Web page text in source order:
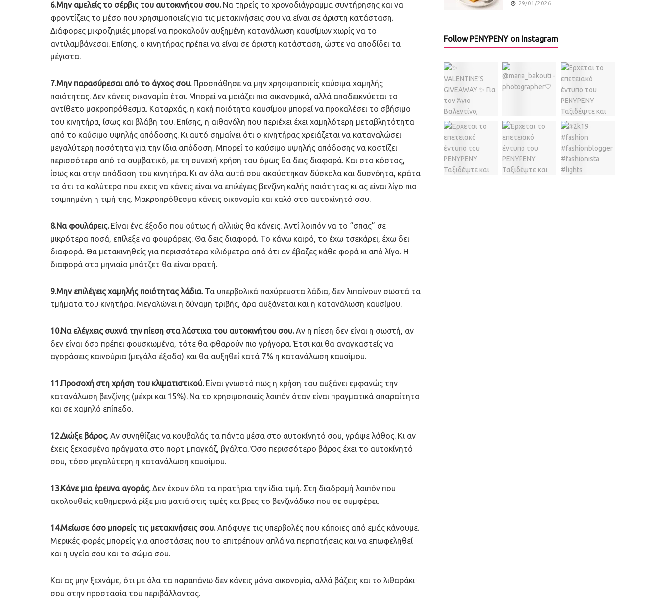
6.Μην αμελείς το σέρβις του αυτοκινήτου σου.Να τηρείς το χρονοδιάγραμμα συντήρησης και να
φροντίζεις το μέσο που χρησιμοποιείς για τις μετακινήσεις σου να είναι σε άριστη κατάσταση.
Διάφορες μικροζημιές μπορεί να προκαλούν αυξημένη κατανάλωση καυσίμων χωρίς να το
αντιλαμβάνεσαι. Επίσης, ο κινητήρας πρέπει να είναι σε άριστη κατάσταση, ώστε να αποδίδει τα
μέγιστα.
7.Μην παρασύρεσαι από το άγχος σου.Προσπάθησε να μην χρησιμοποιείς καύσιμα χαμηλής
ποιότητας. Δεν κάνεις οικονομία έτσι. Μπορεί να μοιάζει πιο οικονομικό, αλλά αποδεικνύεται το
αντίθετο μακροπρόθεσμα. Καταρχάς, η κακή ποιότητα καυσίμου μπορεί να προκαλέσει το σβήσιμο
του κινητήρα, ίσως και βλάβη του. Επίσης, η αιθανόλη που περιέχει έχει χαμηλότερη μεταβλητότητα
από το καύσιμο υψηλής απόδοσης. Κι αυτό σημαίνει ότι ο κινητήρας χρειάζεται να καταναλώσει
μεγαλύτερη ποσότητα για την ίδια απόδοση. Μπορεί το καύσιμο υψηλής απόδοσης να κοστίζει
περισσότερο από το συμβατικό, με τη συνεχή χρήση του όμως θα δεις διαφορά. Και στο κόστος,
ίσως και στην απόδοση του κινητήρα. Κι αν όλα αυτά σου ακούστηκαν δύσκολα και δυσνόητα, κράτα
το ότι το καλύτερο που έχεις να κάνεις είναι να επιλέγεις βενζίνη καλής ποιότητας κι ας είναι λίγο πιο
τσιμπημένη η τιμή της. Μακροπρόθεσμα κάνεις οικονομία και καλό στο αυτοκίνητό σου.
8.Να φουλάρεις.Είναι ένα έξοδο που ούτως ή αλλιώς θα κάνεις. Αντί λοιπόν να το “σπας” σε
μικρότερα ποσά, επίλεξε να φουράρεις. Θα δεις διαφορά. Το κάνω καιρό, το έχω τσεκάρει, έχω δει
διαφορά. Θα μετακινηθείς για περισσότερα χιλιόμετρα από ότι αν έβαζες κάθε φορά κι από λίγο. Η
διαφορά στο μηνιαίο μπάτζετ θα είναι ορατή.
9.Μην επιλέγεις χαμηλής ποιότητας λάδια.Τα υπερβολικά παχύρευστα λάδια, δεν λιπαίνουν σωστά τα
τμήματα του κινητήρα. Μεγαλώνει η δύναμη τριβής, άρα αυξάνεται και η κατανάλωση καυσίμου.
10.Να ελέγχεις συχνά την πίεση στα λάστιχα του αυτοκινήτου σου.Αν η πίεση δεν είναι η σωστή, αν
δεν είναι όσο πρέπει φουσκωμένα, τότε θα φθαρούν πιο γρήγορα. Έτσι και θα αναγκαστείς να
αγοράσεις καινούρια (μεγάλο έξοδο) και θα αυξηθεί κατά 7% η κατανάλωση καυσίμου.
11.Προσοχή στη χρήση του κλιματιστικού.Είναι γνωστό πως η χρήση του αυξάνει εμφανώς την
κατανάλωση βενζίνης (μέχρι και 15%). Να το χρησιμοποιείς λοιπόν όταν είναι πραγματικά απαραίτητο
και σε χαμηλό επίπεδο.
12.Διώξε βάρος.Αν συνηθίζεις να κουβαλάς τα πάντα μέσα στο αυτοκίνητό σου, γράψε λάθος. Κι αν
έχεις ξεχασμένα πράγματα στο πορτ μπαγκάζ, βγάλτα. Όσο περισσότερο βάρος έχει το αυτοκίνητό
σου, τόσο μεγαλύτερη η κατανάλωση καυσίμου.
13.Κάνε μια έρευνα αγοράς.Δεν έχουν όλα τα πρατήρια την ίδια τιμή. Στη διαδρομή λοιπόν που
ακολουθείς καθημερινά ρίξε μια ματιά στις τιμές και βρες το βενζινάδικο που σε συμφέρει.
14.Μείωσε όσο μπορείς τις μετακινήσεις σου.Απόφυγε τις υπερβολές που κάποιες από εμάς κάνουμε.
Μερικές φορές μπορείς για αποστάσεις που το επιτρέπουν απλά να περπατήσεις και να επωφεληθεί
και η υγεία σου και το σώμα σου.
Και ας μην ξεχνάμε, ότι με όλα τα παραπάνω δεν κάνεις μόνο οικονομία, αλλά βάζεις και το λιθαράκι
σου στην προστασία του περιβάλλοντος.
29/01/2026
Follow PENYPENY on Instagram